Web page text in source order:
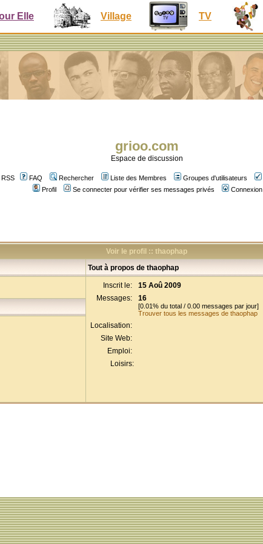
Elle Village TV
grioo.com
Espace de discussion
RSS FAQ Rechercher Liste des Membres Groupes d'utilisateurs
Profil
Se connecter pour vérifier ses messages privés Connexion
Voir le profil :: thaophap
Tout à propos de thaophap
Inscrit le:
15 Aoû 2009
Messages:
16
[0.01% du total / 0.00 messages par jour]
Trouver tous les messages de thaophap
Localisation:
Site Web:
Emploi:
Loisirs: